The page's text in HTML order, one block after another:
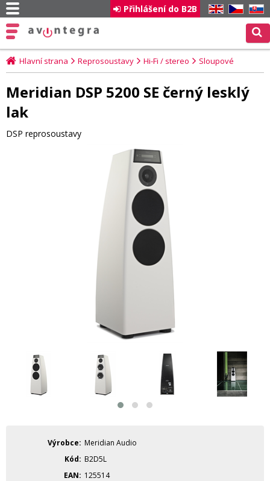
EN CZ SK
Přihlášení do B2B
Hlavní strana Reprosoustavy Hi-Fi / stereo Sloupové
Meridian DSP 5200 SE černý lesklý
lak
DSP reprosoustavy
Výrobce
Meridian Audio
Kód
B2D5L
EAN
125514